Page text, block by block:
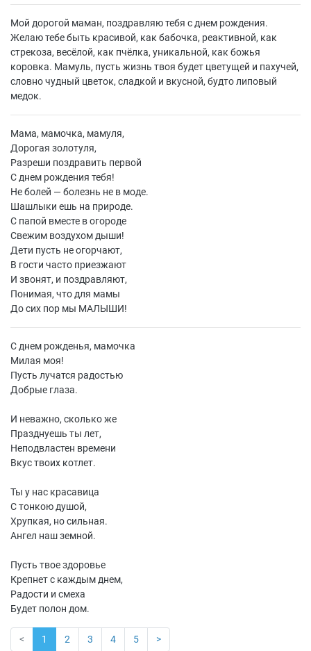
Мой дорогой маман, поздравляю тебя с днем рождения.
Желаю тебе быть красивой, как бабочка, реактивной, как
стрекоза, весёлой, как пчёлка, уникальной, как божья
коровка. Мамуль, пусть жизнь твоя будет цветущей и пахучей,
словно чудный цветок, сладкой и вкусной, будто липовый
медок.
Мама, мамочка, мамуля,
Дорогая золотуля,
Разреши поздравить первой
С днем рождения тебя!
Не болей — болезнь не в моде.
Шашлыки ешь на природе.
С папой вместе в огороде
Свежим воздухом дыши!
Дети пусть не огорчают,
В гости часто приезжают
И звонят, и поздравляют,
Понимая, что для мамы
До сих пор мы МАЛЫШИ!
С днем рожденья, мамочка
Милая моя!
Пусть лучатся радостью
Добрые глаза.
И неважно, сколько же
Празднуешь ты лет,
Неподвластен времени
Вкус твоих котлет.
Ты у нас красавица
С тонкою душой,
Хрупкая, но сильная.
Ангел наш земной.
Пусть твое здоровье
Крепнет с каждым днем,
Радости и смеха
Будет полон дом.
< 1 2 3 4 5 >